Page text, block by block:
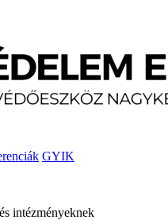
GYIK
intézményeknek